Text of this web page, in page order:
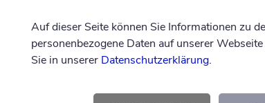
Auf dieser Seite können Sie Informationen zu
personenbezogene Daten auf unserer
Sie in unserer Datenschutzerklärung.